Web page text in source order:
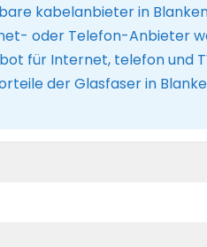
kabelanbieter in
oder Telefon-Anbieter
für Internet, telefon und
der Glasfaser in